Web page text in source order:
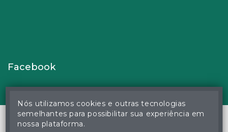
Facebook
Nós utilizamos cookies e outras tecnologias
semelhantes para possibilitar sua experiência em
nossa plataforma.